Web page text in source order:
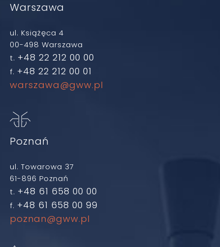
Warszawa
ul. Książęca 4
00-498 Warszawa
t. +48 22 212 00 00
f. +48 22 212 00 01
warszawa@gww.pl
Poznań
ul. Towarowa 37
61-896 Poznań
t. +48 61 658 00 00
f. +48 61 658 00 99
poznan@gww.pl